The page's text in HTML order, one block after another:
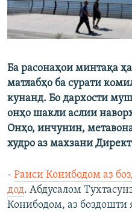
Ба расонаҳои минтақа
матлабҳо ба сурати
кунанд. Бо дархости
онҳо шакли аслии
Онҳо, инчунин,
худро аз махзани
- Раиси Конибодом аз
дод. Абдусалом
Конибодом, аз боздошти